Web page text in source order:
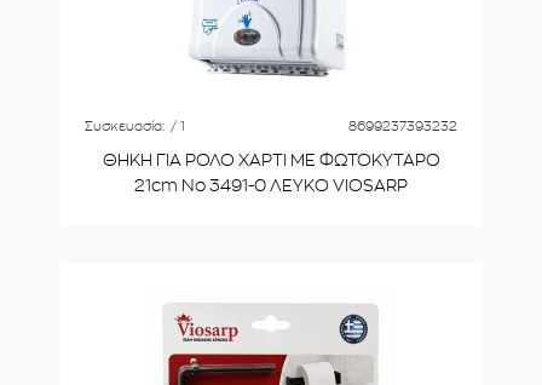
Συσκευασία: / 1 8699237393232
ΘΗΚΗ ΓΙΑ ΡΟΛΟ ΧΑΡΤΙ ΜΕ ΦΩΤΟΚΥΤΑΡΟ
21cm Νο 3491-0 ΛΕΥΚΟ VIOSARP